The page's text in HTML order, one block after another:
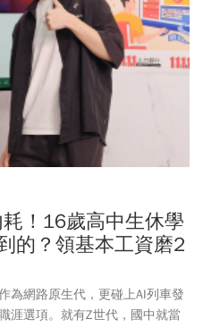
！16歲高中生休學
的？領基本工資磨2
為網路原生代，更碰上AI列車發
涯選項。就有Z世代，國中就當